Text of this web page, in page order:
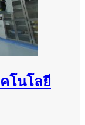
โนโลยี